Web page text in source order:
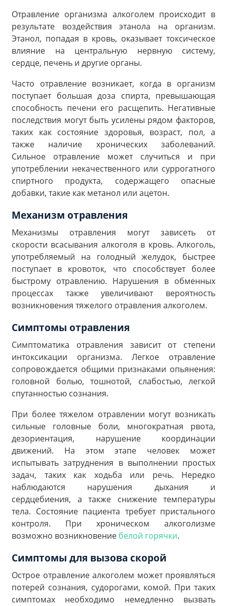
Отравление организма алкоголем происходит в
результате воздействия этанола на организм.
Этанол, попадая в кровь, оказывает токсическое
влияние на центральную нервную систему,
сердце, печень и другие органы.
Часто отравление возникает, когда в организм
поступает большая доза спирта, превышающая
способность печени его расщепить. Негативные
последствия могут быть усилены рядом факторов,
таких как состояние здоровья, возраст, пол, а
также наличие хронических заболеваний.
Сильное отравление может случиться и при
употреблении некачественного или суррогатного
спиртного продукта, содержащего опасные
добавки, такие как метанол или ацетон.
Механизм отравления
Механизмы отравления могут зависеть от
скорости всасывания алкоголя в кровь. Алкоголь,
употребляемый на голодный желудок, быстрее
поступает в кровоток, что способствует более
быстрому отравлению. Нарушения в обменных
процессах также увеличивают вероятность
возникновения тяжелого отравления алкоголем.
Симптомы отравления
Симптоматика отравления зависит от степени
интоксикации организма. Легкое отравление
сопровождается общими признаками опьянения:
головной болью, тошнотой, слабостью, легкой
спутанностью сознания.
При более тяжелом отравлении могут возникать
сильные головные боли, многократная рвота,
дезориентация, нарушение координации
движений. На этом этапе человек может
испытывать затруднения в выполнении простых
задач, таких как ходьба или речь. Нередко
наблюдаются нарушения дыхания и
сердцебиения, а также снижение температуры
тела. Состояние пациента требует пристального
контроля. При хроническом алкоголизме
возможно возникновение белой горячки.
Симптомы для вызова скорой
Острое отравление алкоголем может проявляться
потерей сознания, судорогами, комой. При таких
симптомах необходимо немедленно вызвать